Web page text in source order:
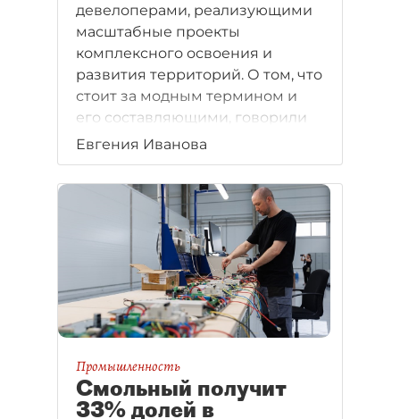
девелоперами, реализующими
масштабные проекты
комплексного освоения и
развития территорий. О том, что
стоит за модным термином и
его составляющими, говорили
участники круглого стола,
организованного "Деловым
Петербургом".
Евгения Иванова
Промышленность
Смольный получит
33% долей в